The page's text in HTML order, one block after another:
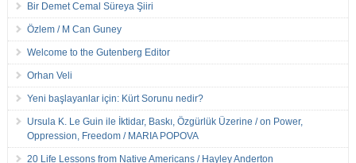
Bir Demet Cemal Süreya Şiiri
Özlem / M Can Guney
Welcome to the Gutenberg Editor
Orhan Veli
Yeni başlayanlar için: Kürt Sorunu nedir?
Ursula K. Le Guin ile İktidar, Baskı, Özgürlük Üzerine / on Power,
Oppression, Freedom / MARIA POPOVA
20 Life Lessons from Native Americans / Hayley Anderton